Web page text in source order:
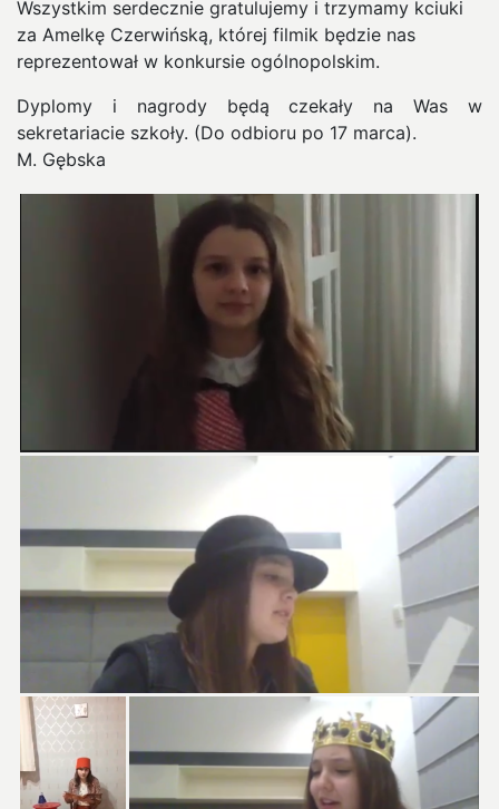
Wszystkim serdecznie gratulujemy i trzymamy kciuki
za Amelkę Czerwińską, której filmik będzie nas
reprezentował w konkursie ogólnopolskim.
Dyplomy i nagrody będą czekały na Was w
sekretariacie szkoły. (Do odbioru po 17 marca).
M. Gębska